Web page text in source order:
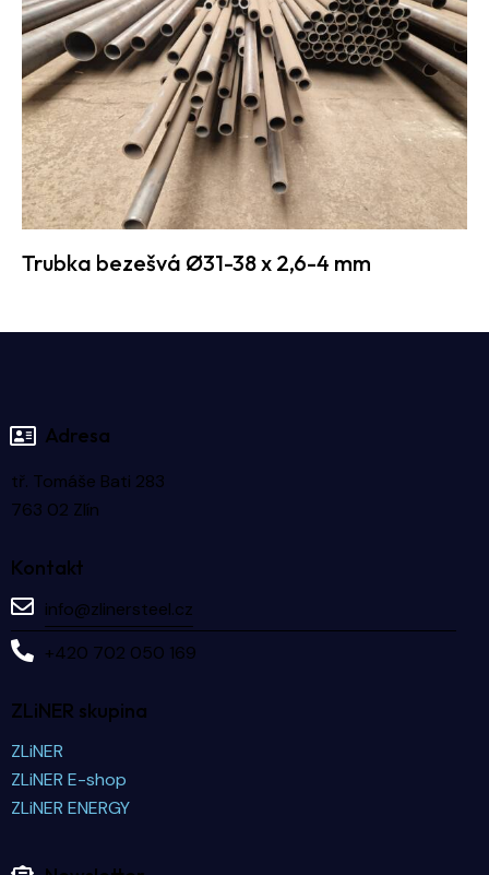
Trubka bezešvá Ø31-38 x 2,6-4 mm
Adresa
tř. Tomáše Bati 283
763 02 Zlín
Kontakt
info@zlinersteel.cz
+420 702 050 169
ZLiNER skupina
ZLiNER
ZLiNER E-shop
ZLiNER ENERGY